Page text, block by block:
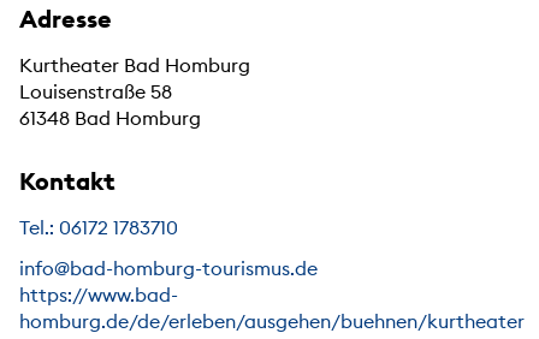
Adresse
Kurtheater Bad Homburg
Louisenstraße 58
61348 Bad Homburg
Kontakt
Tel.: 06172 1783710
info@bad-homburg-tourismus.de
https://www.bad-
homburg.de/de/erleben/ausgehen/buehnen/kurtheater